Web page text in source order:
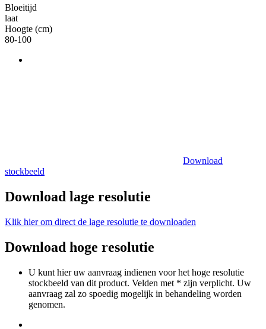
Bloeitijd
laat
Hoogte (cm)
80-100
Download
stockbeeld
Download lage resolutie
Klik hier om direct de lage resolutie te downloaden
Download hoge resolutie
U kunt hier uw aanvraag indienen voor het hoge resolutie
stockbeeld van dit product. Velden met * zijn verplicht. Uw
aanvraag zal zo spoedig mogelijk in behandeling worden
genomen.